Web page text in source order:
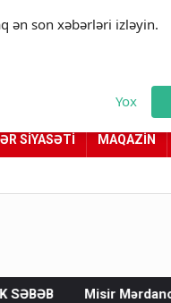
ən son xəbərləri izləyin.
Yox
(012) 449 94 05
SİYASƏTİ MAQAZİN
bağlı mühüm